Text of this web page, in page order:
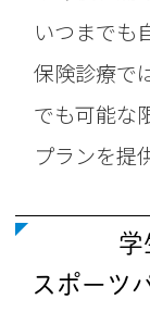
いつまでも
保険診療で
でも可能な
プランを提
学
スポーツ